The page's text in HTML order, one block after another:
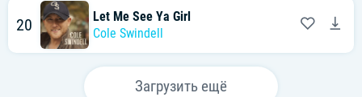
20
Let Me See Ya Girl
Cole Swindell
Загрузить ещё